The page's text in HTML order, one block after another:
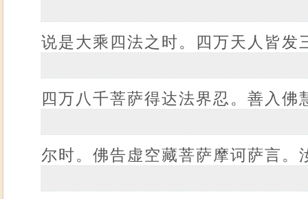
说是大乘四法之时。四万天人皆
四万八千菩萨得达法界忍。善入佛
尔时。佛告虚空藏菩萨摩诃萨言